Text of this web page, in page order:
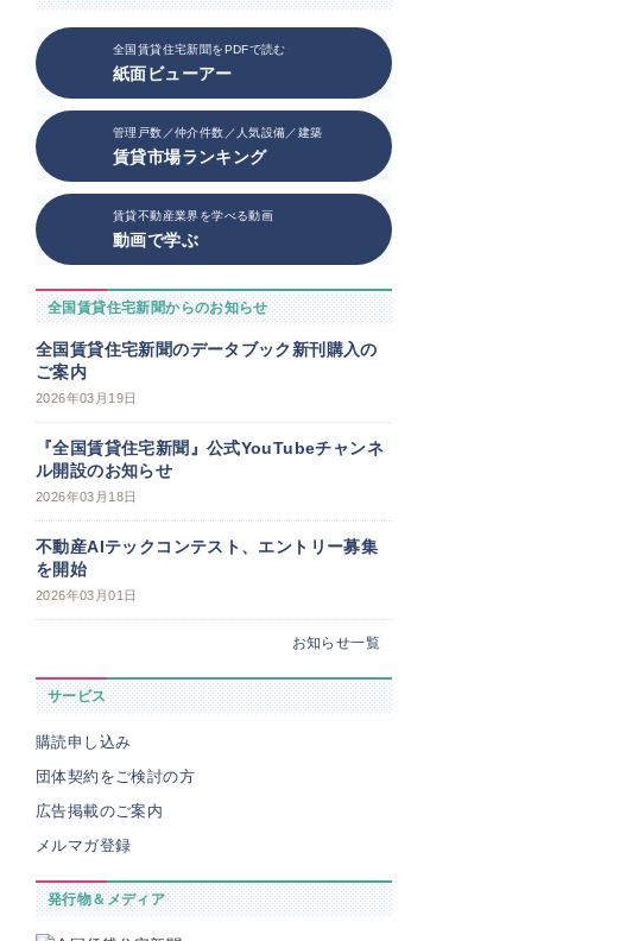
全国賃貸住宅新聞をPDFで読む
紙面ビューアー
管理戸数／仲介件数／人気設備／建築
賃貸市場ランキング
賃貸不動産業界を学べる動画
動画で学ぶ
全国賃貸住宅新聞からのお知らせ
全国賃貸住宅新聞のデータブック新刊購入の
ご案内
2026年03月19日
『全国賃貸住宅新聞』公式YouTubeチャンネ
ル開設のお知らせ
2026年03月18日
不動産AIテックコンテスト、エントリー募集
を開始
2026年03月01日
お知らせ一覧
サービス
購読申し込み
団体契約をご検討の方
広告掲載のご案内
メルマガ登録
発行物＆メディア